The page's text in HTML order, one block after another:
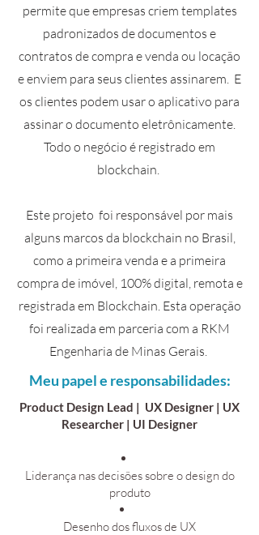
permite que empresas criem templates
padronizados de documentos e
contratos de compra e venda ou locação
e enviem para seus clientes assinarem. E
os clientes podem usar o aplicativo para
assinar o documento eletrônicamente.
Todo o negócio é registrado em
blockchain.
Este projeto foi responsável por mais
alguns marcos da blockchain no Brasil,
como a primeira venda e a primeira
compra de imóvel, 100% digital, remota e
registrada em Blockchain. Esta operação
foi realizada em parceria com a RKM
Engenharia de Minas Gerais.
Meu papel e responsabilidades:
Product Design Lead | UX Designer | UX
Researcher | UI Designer
Liderança nas decisões sobre o design do
produto
Desenho dos fluxos de UX